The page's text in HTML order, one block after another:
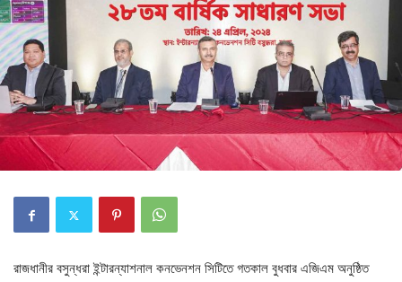
রাজধানীর বসুন্ধরা ইন্টারন্যাশনাল কনভেনশন সিটিতে গতকাল বুধবার এজিএম অনুষ্ঠিত